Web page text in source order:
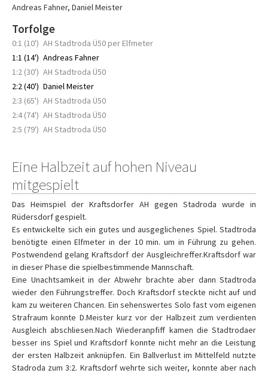
Andreas Fahner, Daniel Meister
Torfolge
0:1 (10') AH Stadtroda Ü50 per Elfmeter
1:1 (14') Andreas Fahner
1:2 (30') AH Stadtroda Ü50
2:2 (40') Daniel Meister
2:3 (65') AH Stadtroda Ü50
2:4 (74') AH Stadtroda Ü50
2:5 (79') AH Stadtroda Ü50
Eine Halbzeit auf hohen Niveau
mitgespielt
Das Heimspiel der Kraftsdorfer AH gegen Stadroda wurde in
Rüdersdorf gespielt.
Es entwickelte sich ein gutes und ausgeglichenes Spiel. Stadtroda
benötigte einen Elfmeter in der 10 min. um in Führung zu gehen.
Postwendend gelang Kraftsdorf der Ausgleichreffer.Kraftsdorf war
in dieser Phase die spielbestimmende Mannschaft.
Eine Unachtsamkeit in der Abwehr brachte aber dann Stadtroda
wieder den Führungstreffer. Doch Kraftsdorf steckte nicht auf und
kam zu weiteren Chancen. Ein sehenswertes Solo fast vom eigenen
Strafraum konnte D.Meister kurz vor der Halbzeit zum verdienten
Ausgleich abschliesen.Nach Wiederanpfiff kamen die Stadtrodaer
besser ins Spiel und Kraftsdorf konnte nicht mehr an die Leistung
der ersten Halbzeit anknüpfen. Ein Ballverlust im Mittelfeld nutzte
Stadroda zum 3:2. Kraftsdorf wehrte sich weiter, konnte aber nach